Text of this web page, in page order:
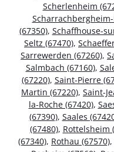
Scherlenheim
(67350), Schaffhouse-
Seltz (67470),
Sarrewerden (67260),
Salmbach (67160),
(67220), Saint-Pierre
Martin (67220), Saint-
la-Roche (67420),
(67390), Saales
(67480), Rottelsheim
(67340), Rothau (67570),